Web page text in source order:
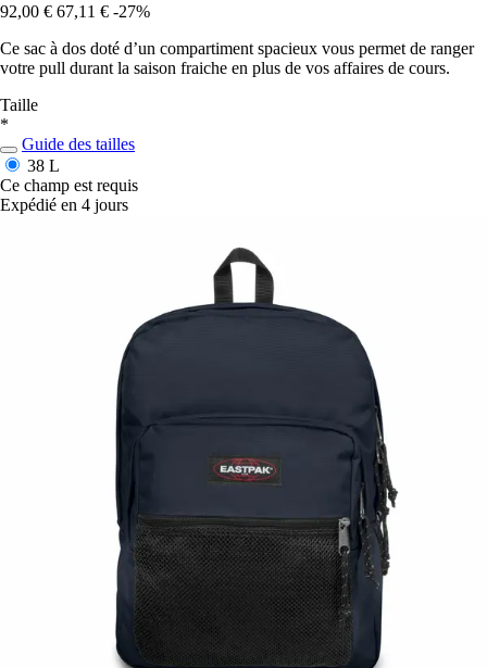
92,00 € 67,11 € -27%
Ce sac à dos doté d’un compartiment spacieux vous permet de ranger
votre pull durant la saison fraiche en plus de vos affaires de cours.
Taille
*
Guide des tailles
38 L
Ce champ est requis
Expédié en 4 jours